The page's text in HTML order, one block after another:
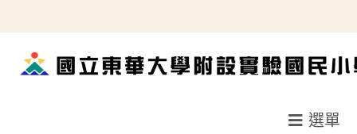
轉
選單